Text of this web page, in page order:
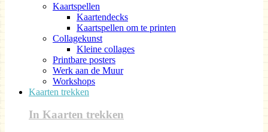
Kaartspellen
Kaartendecks
Kaartspellen om te printen
Collagekunst
Kleine collages
Printbare posters
Werk aan de Muur
Workshops
Kaarten trekken
In Kaarten trekken